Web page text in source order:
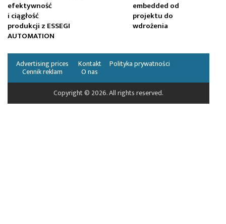
efektywność
i ciągłość
produkcji z ESSEGI
AUTOMATION
embedded od
projektu do
wdrożenia
Cennik reklam
Advertising prices Kontakt
O nas
Polityka prywatności
Copyright © 2026. All rights reserved.